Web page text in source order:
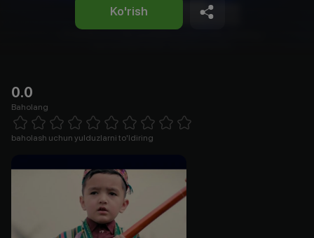
Ko'rish
0.0
Baholang
1 Star 2 Stars 3 Stars 4 Stars5 Stars 6 Stars7 Stars8 Stars
baholash uchun yulduzlarni to'ldiring